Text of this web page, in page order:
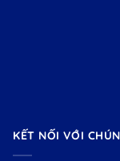
KẾT NỐI VỚI